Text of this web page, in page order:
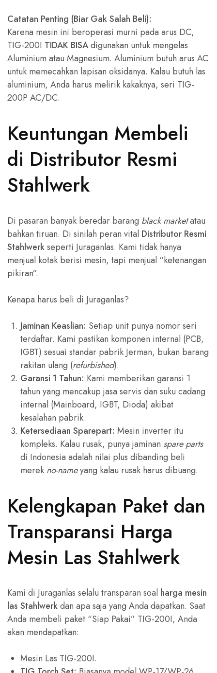
Catatan Penting (Biar Gak Salah Beli):
Karena mesin ini beroperasi murni pada arus DC,
TIG-200I TIDAK BISAdigunakan untuk mengelas
Aluminium atau Magnesium. Aluminium butuh arus AC
untuk memecahkan lapisan oksidanya. Kalau butuh las
aluminium, Anda harus melirik kakaknya, seri TIG-
200P AC/DC.
Keuntungan Membeli
di Distributor Resmi
Stahlwerk
Di pasaran banyak beredar barang black marketatau
bahkan tiruan. Di sinilah peran vital Distributor Resmi
Stahlwerkseperti Juraganlas. Kami tidak hanya
menjual kotak berisi mesin, tapi menjual “ketenangan
pikiran”.
Kenapa harus beli di Juraganlas?
Jaminan Keaslian: Setiap unit punya nomor seri
terdaftar. Kami pastikan komponen internal (PCB,
IGBT) sesuai standar pabrik Jerman, bukan barang
rakitan ulang (refurbished).
Garansi 1 Tahun: Kami memberikan garansi 1
tahun yang mencakup jasa servis dan suku cadang
internal (Mainboard, IGBT, Dioda) akibat
kesalahan pabrik.
Ketersediaan Sparepart: Mesin inverter itu
kompleks. Kalau rusak, punya jaminan spare parts
di Indonesia adalah nilai plus dibanding beli
merek no-nameyang kalau rusak harus dibuang.
Kelengkapan Paket dan
Transparansi Harga
Mesin Las Stahlwerk
Kami di Juraganlas selalu transparan soal harga mesin
las Stahlwerkdan apa saja yang Anda dapatkan. Saat
Anda membeli paket “Siap Pakai” TIG-200I, Anda
akan mendapatkan:
Mesin Las TIG-200I.